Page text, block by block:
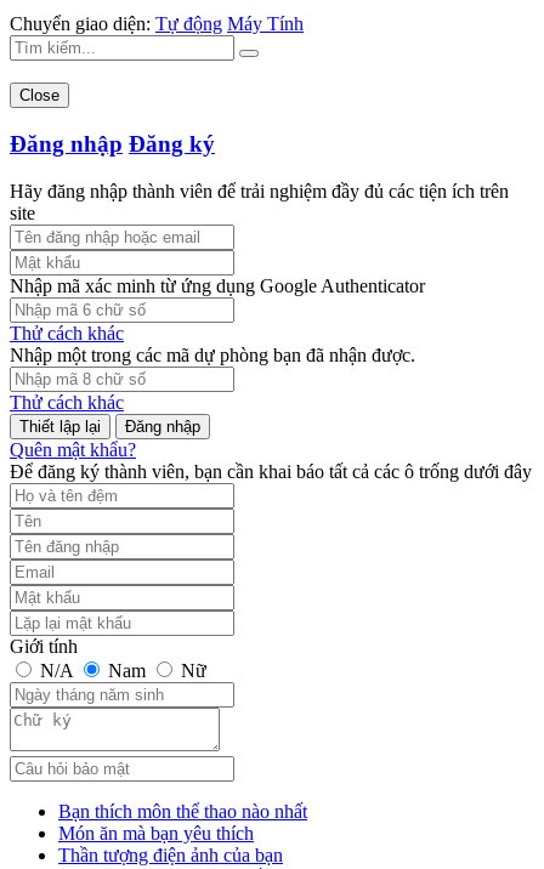
Chuyển giao diện: Tự động Máy Tính
Close
Đăng nhập Đăng ký
Hãy đăng nhập thành viên để trải nghiệm đầy đủ các tiện ích trên
site
Nhập mã xác minh từ ứng dụng Google Authenticator
Thử cách khác
Nhập một trong các mã dự phòng bạn đã nhận được.
Thử cách khác
Đăng nhập
Quên mật khẩu?
Để đăng ký thành viên, bạn cần khai báo tất cả các ô trống dưới đây
Giới tính
N/A
Nam Nữ
Bạn thích môn thể thao nào nhất
Món ăn mà bạn yêu thích
Thần tượng điện ảnh của bạn